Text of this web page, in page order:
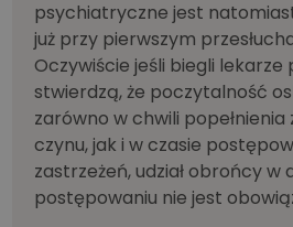
psychiatryczne jest
już przy pierwszym
Oczywiście jeśli biegli
stwierdzą, że poczytalność
zarówno w chwili
czynu, jak i w czasie
zastrzeżeń, udział obrońcy w
postępowaniu nie jest